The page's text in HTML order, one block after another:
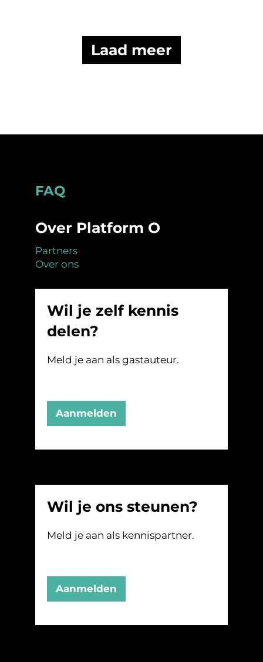
Laad meer
Footer
FAQ
Over Platform O
Partners
Over ons
Wil je zelf kennis
delen?
Meld je aan als gastauteur.
Aanmelden
Wil je ons steunen?
Meld je aan als kennispartner.
Aanmelden